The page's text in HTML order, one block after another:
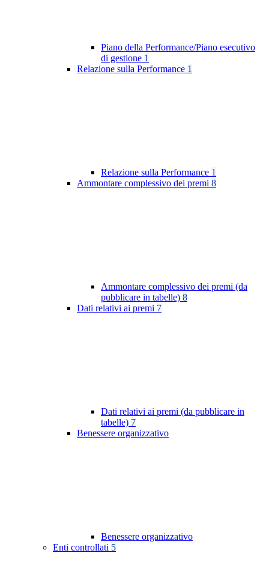
Piano della Performance/Piano esecutivo
di gestione 1
Relazione sulla Performance 1
Relazione sulla Performance 1
Ammontare complessivo dei premi 8
Ammontare complessivo dei premi (da
pubblicare in tabelle) 8
Dati relativi ai premi 7
Dati relativi ai premi (da pubblicare in
tabelle) 7
Benessere organizzativo
Benessere organizzativo
Enti controllati 5